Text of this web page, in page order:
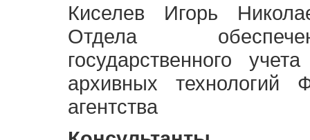
Киселев Игорь
Отдела
государственного
архивных технологий
агентства